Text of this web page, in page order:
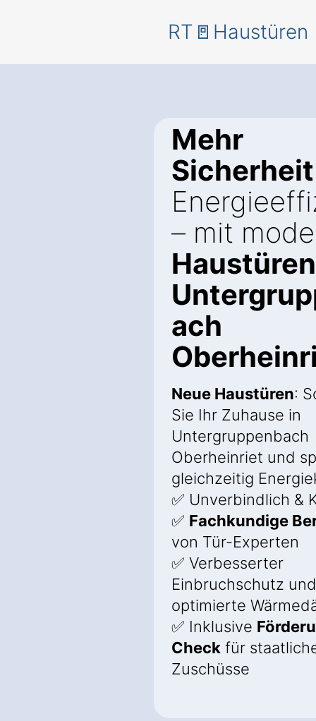
RT🚪Haustüren
Mehr
Sicherheit
– mit
ach
Neue Haustüren:
Sie Ihr Zuhause in
Untergruppenbach
Oberheinriet und
gleichzeitig
✅ Unverbindlich &
✅ Fachkundige
von Tür-Experten
✅ Verbesserter
Einbruchschutz und
optimierte
✅ Inklusive
Check für
Zuschüsse